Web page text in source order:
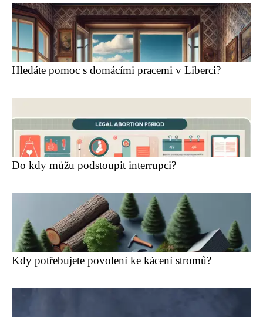
Hledáte pomoc s domácími pracemi v Liberci?
Do kdy můžu podstoupit interrupci?
Kdy potřebujete povolení ke kácení stromů?